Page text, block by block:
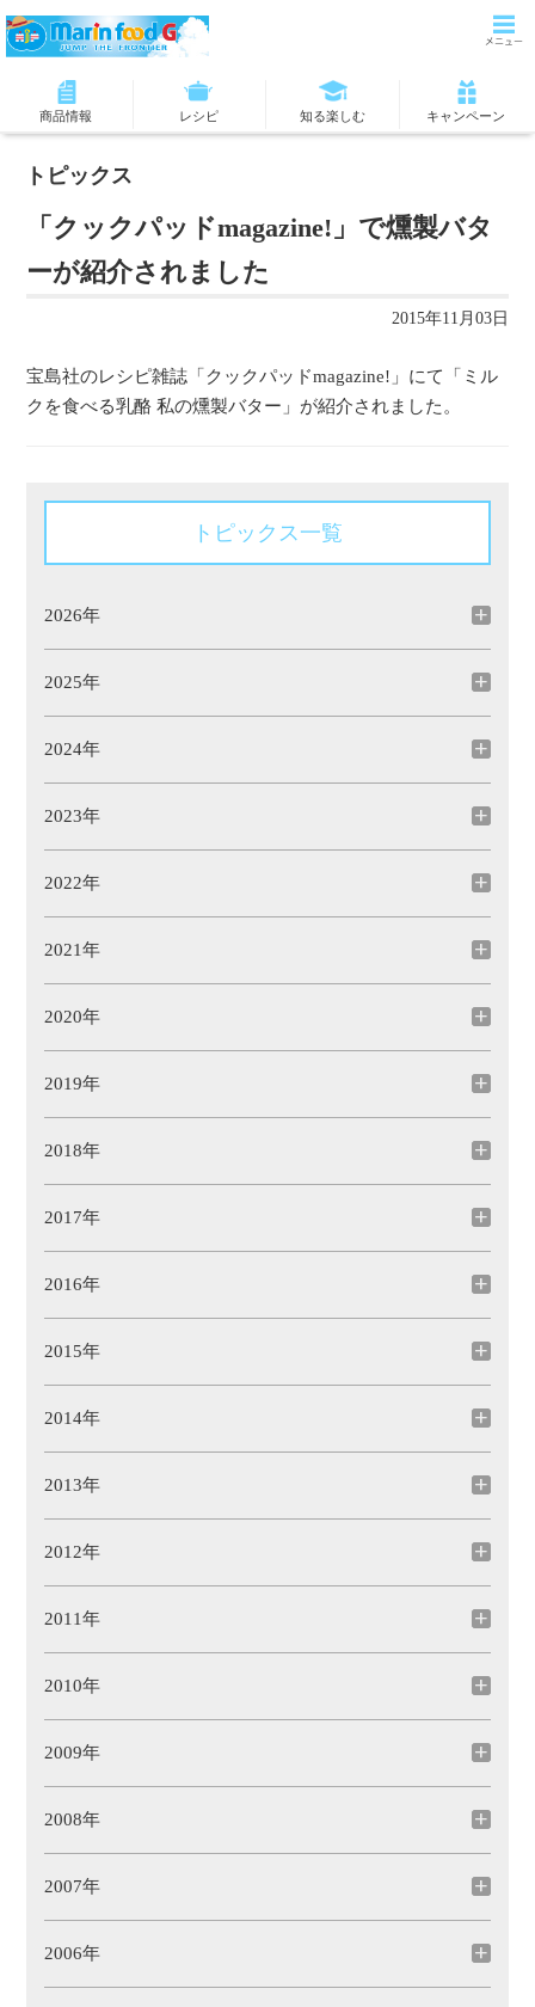
商品情報 レシピ 知る楽しむ キャンペーン
トピックス
「クックパッドmagazine!」で燻製バタ
ーが紹介されました
2015年11月03日
宝島社のレシピ雑誌「クックパッドmagazine!」にて「ミル
クを食べる乳酪 私の燻製バター」が紹介されました。
トピックス一覧
2026年
2025年
2024年
2023年
2022年
2021年
2020年
2019年
2018年
2017年
2016年
2015年
2014年
2013年
2012年
2011年
2010年
2009年
2008年
2007年
2006年